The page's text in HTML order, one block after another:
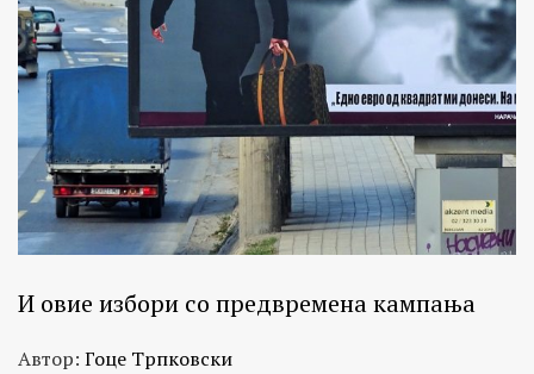
И овие избори со предвремена кампања
Автор: Гоце Трпковски